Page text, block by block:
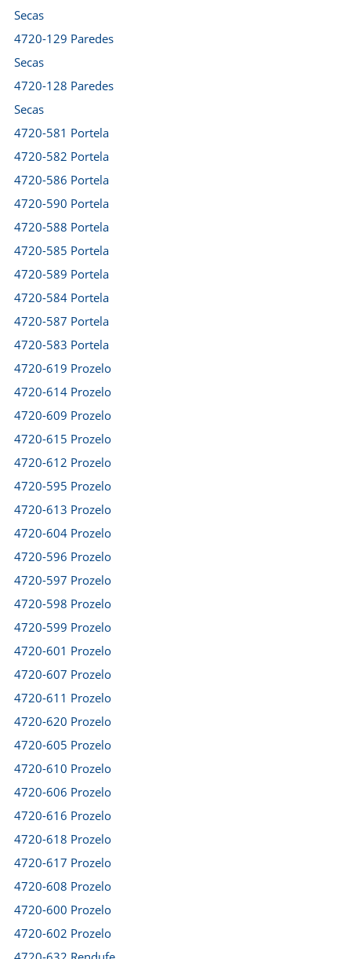
Secas
4720-129 Paredes
Secas
4720-128 Paredes
Secas
4720-581 Portela
4720-582 Portela
4720-586 Portela
4720-590 Portela
4720-588 Portela
4720-585 Portela
4720-589 Portela
4720-584 Portela
4720-587 Portela
4720-583 Portela
4720-619 Prozelo
4720-614 Prozelo
4720-609 Prozelo
4720-615 Prozelo
4720-612 Prozelo
4720-595 Prozelo
4720-613 Prozelo
4720-604 Prozelo
4720-596 Prozelo
4720-597 Prozelo
4720-598 Prozelo
4720-599 Prozelo
4720-601 Prozelo
4720-607 Prozelo
4720-611 Prozelo
4720-620 Prozelo
4720-605 Prozelo
4720-610 Prozelo
4720-606 Prozelo
4720-616 Prozelo
4720-618 Prozelo
4720-617 Prozelo
4720-608 Prozelo
4720-600 Prozelo
4720-602 Prozelo